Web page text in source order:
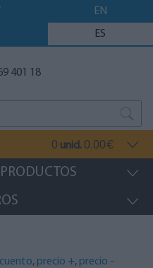
EN
ES
401 18
0 unid. 0.00€
, precio +, precio -